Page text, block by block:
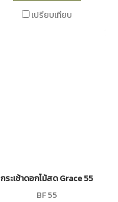
เปรียบเทียบ
กระเช้าดอกไม้สด Grace 55
BF 55